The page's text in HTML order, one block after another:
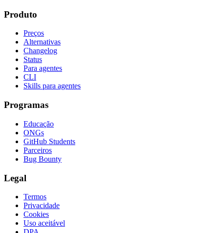
Produto
Preços
Alternativas
Changelog
Status
Para agentes
CLI
Skills para agentes
Programas
Educação
ONGs
GitHub Students
Parceiros
Bug Bounty
Legal
Termos
Privacidade
Cookies
Uso aceitável